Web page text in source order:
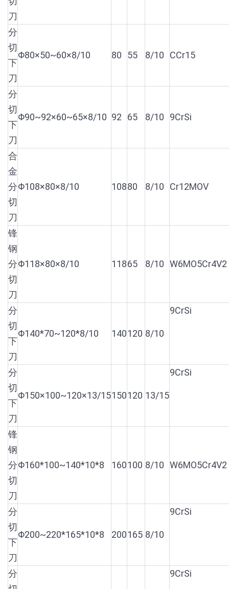
刀
分
切
下
刀
Φ80×50~60×8/10 80 55 8/10 CCr15
分
切
下
刀
Φ90~92×60~65×8/10 92 65 8/10 9CrSi
合
金
分
切
刀
Φ108×80×8/10 10880 8/10 Cr12MOV
锋
钢
分
切
刀
Φ118×80×8/10 11865 8/10 W6MO5Cr4V2
分
切
下
刀
Φ140*70~120*8/10 140120 8/10
9CrSi
分
切
下
刀
Φ150×100~120×13/15150120 13/15
9CrSi
锋
钢
分
切
刀
Φ160*100~140*10*8 160100 8/10 W6MO5Cr4V2
分
切
下
刀
Φ200~220*165*10*8 200165 8/10
9CrSi
分
9CrSi